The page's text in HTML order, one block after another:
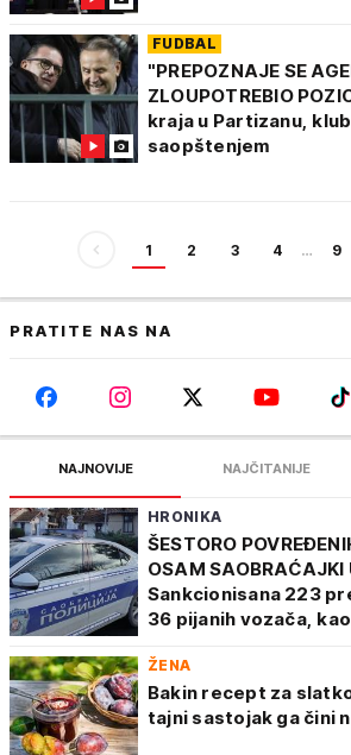
FUDBAL
"PREPOZNAJE SE
ZLOUPOTREBIO
kraja u Partizanu,
saopštenjem
1 2 3 4 … 9
PRATITE NAS NA
NAJNOVIJE NAJČITANIJE
HRONIKA
ŠESTORO
OSAM SAOBRAĆAJKI
Sankcionisana 223
36 pijanih vozača,
ŽENA
Bakin recept za
tajni sastojak ga čini